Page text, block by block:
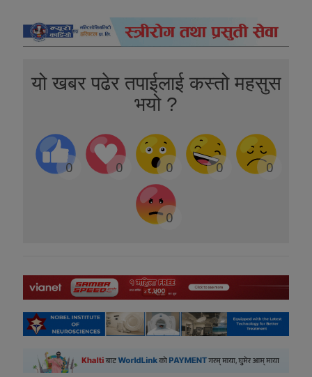
यो खबर पढेर तपाईलाई कस्तो महसुस
भयो ?
0 0 0 0 0
0